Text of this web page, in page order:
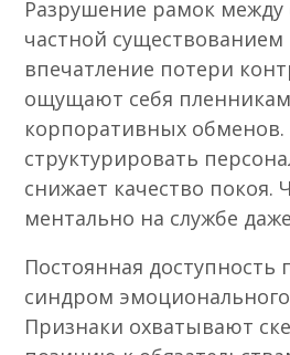
Разрушение рамок между
частной
впечатление потери
ощущают себя
корпоративных
структурировать
снижает качество покоя.
ментально на службе
Постоянная доступность
синдром
Признаки охватывают